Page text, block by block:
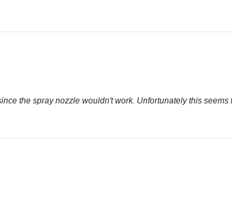
the spray nozzle wouldn't work. Unfortunately this